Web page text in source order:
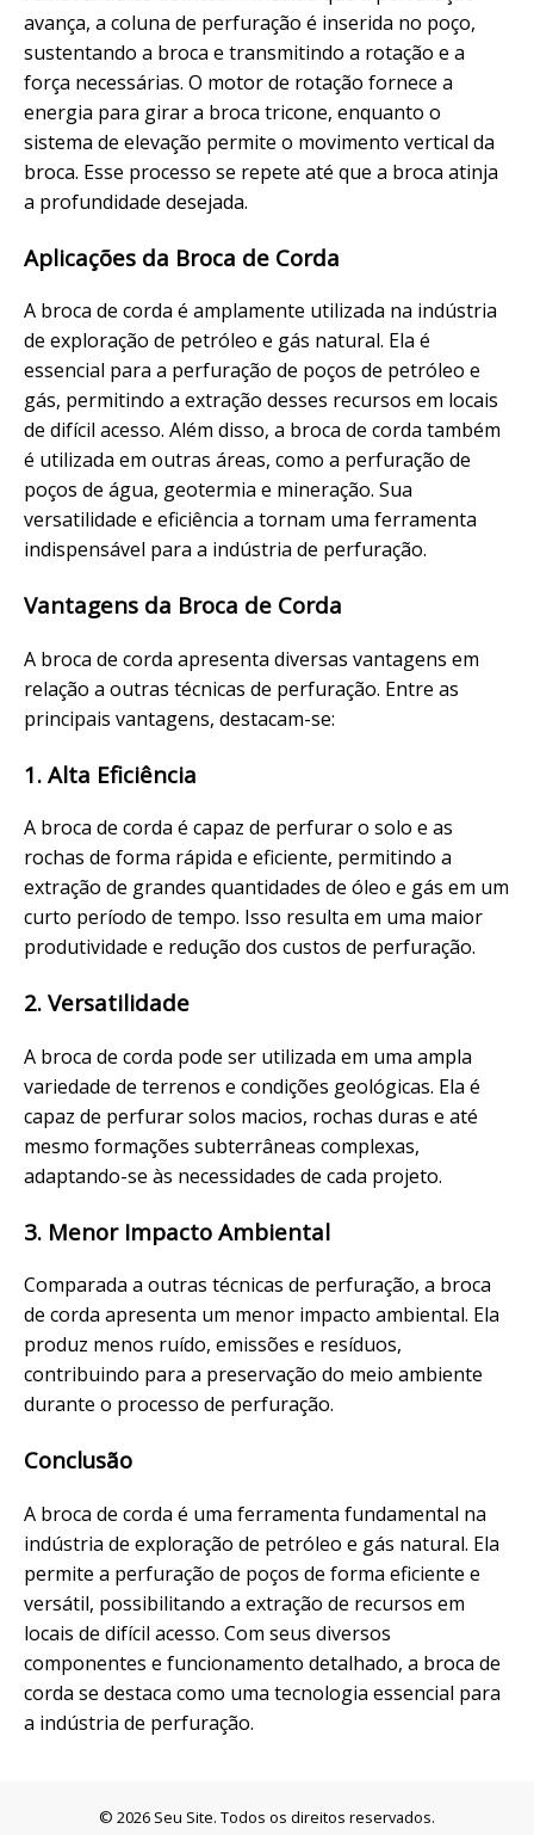
avança, a coluna de perfuração é inserida no poço,
sustentando a broca e transmitindo a rotação e a
força necessárias. O motor de rotação fornece a
energia para girar a broca tricone, enquanto o
sistema de elevação permite o movimento vertical da
broca. Esse processo se repete até que a broca atinja
a profundidade desejada.
Aplicações da Broca de Corda
A broca de corda é amplamente utilizada na indústria
de exploração de petróleo e gás natural. Ela é
essencial para a perfuração de poços de petróleo e
gás, permitindo a extração desses recursos em locais
de difícil acesso. Além disso, a broca de corda também
é utilizada em outras áreas, como a perfuração de
poços de água, geotermia e mineração. Sua
versatilidade e eficiência a tornam uma ferramenta
indispensável para a indústria de perfuração.
Vantagens da Broca de Corda
A broca de corda apresenta diversas vantagens em
relação a outras técnicas de perfuração. Entre as
principais vantagens, destacam-se:
1. Alta Eficiência
A broca de corda é capaz de perfurar o solo e as
rochas de forma rápida e eficiente, permitindo a
extração de grandes quantidades de óleo e gás em um
curto período de tempo. Isso resulta em uma maior
produtividade e redução dos custos de perfuração.
2. Versatilidade
A broca de corda pode ser utilizada em uma ampla
variedade de terrenos e condições geológicas. Ela é
capaz de perfurar solos macios, rochas duras e até
mesmo formações subterrâneas complexas,
adaptando-se às necessidades de cada projeto.
3. Menor Impacto Ambiental
Comparada a outras técnicas de perfuração, a broca
de corda apresenta um menor impacto ambiental. Ela
produz menos ruído, emissões e resíduos,
contribuindo para a preservação do meio ambiente
durante o processo de perfuração.
Conclusão
A broca de corda é uma ferramenta fundamental na
indústria de exploração de petróleo e gás natural. Ela
permite a perfuração de poços de forma eficiente e
versátil, possibilitando a extração de recursos em
locais de difícil acesso. Com seus diversos
componentes e funcionamento detalhado, a broca de
corda se destaca como uma tecnologia essencial para
a indústria de perfuração.
© 2026 Seu Site. Todos os direitos reservados.